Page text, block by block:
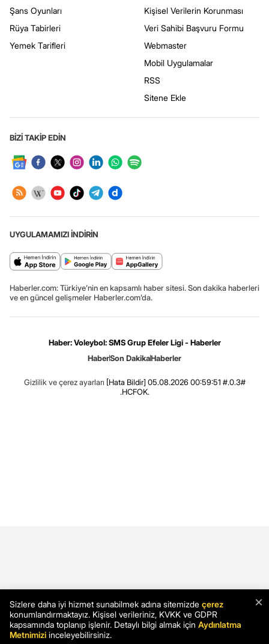
Şans Oyunları
Rüya Tabirleri
Yemek Tarifleri
Kişisel Verilerin Korunması
Veri Sahibi Başvuru Formu
Webmaster
Mobil Uygulamalar
RSS
Sitene Ekle
BİZİ TAKİP EDİN
UYGULAMAMIZI İNDİRİN
Haberler.com: Türkiye’nin en kapsamlı haber sitesi. Son dakika haberleri
ve en güncel gelişmeler Haberler.com’da.
Haber: Voleybol: SMS Grup Efeler Ligi - Haberler
HaberSon DakikaHaberler
Gizlilik ve çerez ayarları [Hata Bildir] 05.08.2026 00:59:51 #.0.3#
.HCFOK.
×
Sizlere daha iyi hizmet sunabilmek adına sitemizde çerez
konumlandırmaktayız. Kişisel verileriniz, KVKK ve GDPR
kapsamında toplanıp işlenir. Detaylı bilgi almak için Aydınlatma
Metnimizi inceleyebilirsiniz.